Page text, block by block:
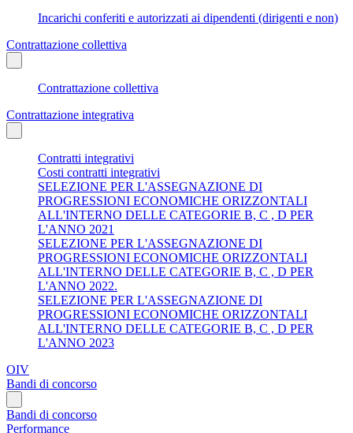
Incarichi conferiti e autorizzati ai dipendenti (dirigenti e non)
Contrattazione collettiva
Contrattazione collettiva
Contrattazione integrativa
Contratti integrativi
Costi contratti integrativi
SELEZIONE PER L'ASSEGNAZIONE DI
PROGRESSIONI ECONOMICHE ORIZZONTALI
ALL'INTERNO DELLE CATEGORIE B, C , D PER
L'ANNO 2021
SELEZIONE PER L'ASSEGNAZIONE DI
PROGRESSIONI ECONOMICHE ORIZZONTALI
ALL'INTERNO DELLE CATEGORIE B, C , D PER
L'ANNO 2022.
SELEZIONE PER L'ASSEGNAZIONE DI
PROGRESSIONI ECONOMICHE ORIZZONTALI
ALL'INTERNO DELLE CATEGORIE B, C , D PER
L'ANNO 2023
OIV
Bandi di concorso
Bandi di concorso
Performance